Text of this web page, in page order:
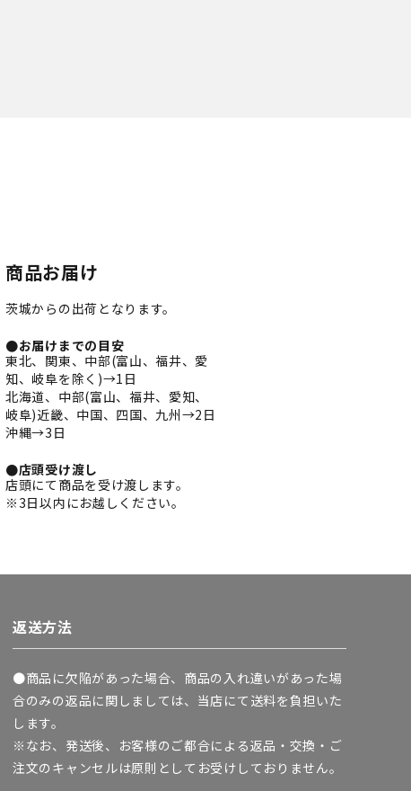
商品お届け
茨城からの出荷となります。
●お届けまでの目安
東北、関東、中部(富山、福井、愛
知、岐阜を除く)→1日
北海道、中部(富山、福井、愛知、
岐阜)近畿、中国、四国、九州→2日
沖縄→3日
●店頭受け渡し
店頭にて商品を受け渡します。
※3日以内にお越しください。
返送方法
●商品に欠陥があった場合、商品の入れ違いがあった場
合のみの返品に関しましては、当店にて送料を負担いた
します。
※なお、発送後、お客様のご都合による返品・交換・ご
注文のキャンセルは原則としてお受けしておりません。